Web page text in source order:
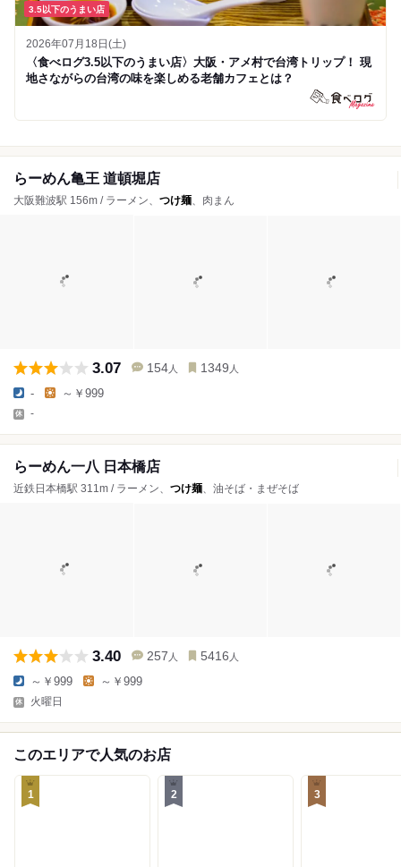
3.5以下のうまい店
2026年07月18日(土)
〈食べログ3.5以下のうまい店〉大阪・アメ村で台湾トリップ！ 現
地さながらの台湾の味を楽しめる老舗カフェとは？
らーめん亀王 道頓堀店
大阪難波駅 156m / ラーメン、 つけ麺、肉まん
3.07 154 人 1349 人
- ～￥999
-
らーめん一八 日本橋店
近鉄日本橋駅 311m / ラーメン、 つけ麺、油そば・まぜそば
3.40 257 人 5416 人
～￥999 ～￥999
火曜日
このエリアで人気のお店
1 2 3